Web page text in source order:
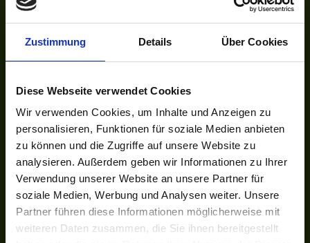
Zustimmung Details Über Cookies
Diese Webseite verwendet Cookies
Wir verwenden Cookies, um Inhalte und Anzeigen zu
personalisieren, Funktionen für soziale Medien anbieten
zu können und die Zugriffe auf unsere Website zu
analysieren. Außerdem geben wir Informationen zu Ihrer
Verwendung unserer Website an unsere Partner für
soziale Medien, Werbung und Analysen weiter. Unsere
Partner führen diese Informationen möglicherweise mit
weiteren Daten zusammen, die Sie ihnen bereitgestellt
Unsere Auszeichnungen
Kontakt
Newsletter
Jobs
UNSER NETZWERK
Kreuzfahrten-Zentrale.de
Astoria.Reisen
SOCIAL
Facebook
Instagram
INFORMATIONEN
Bildnachweise